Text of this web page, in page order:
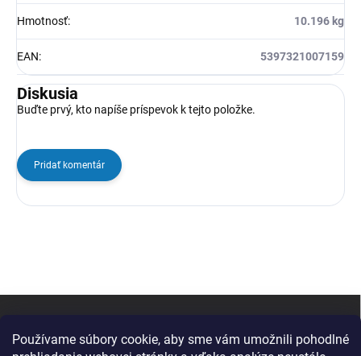
Používame súbory cookie, aby sme vám umožnili pohodlné
Hmotnosť: 10.196 kg
EAN: 5397321007159
Diskusia
Buďte prvý, kto napíše príspevok k tejto položke.
Pridať komentár